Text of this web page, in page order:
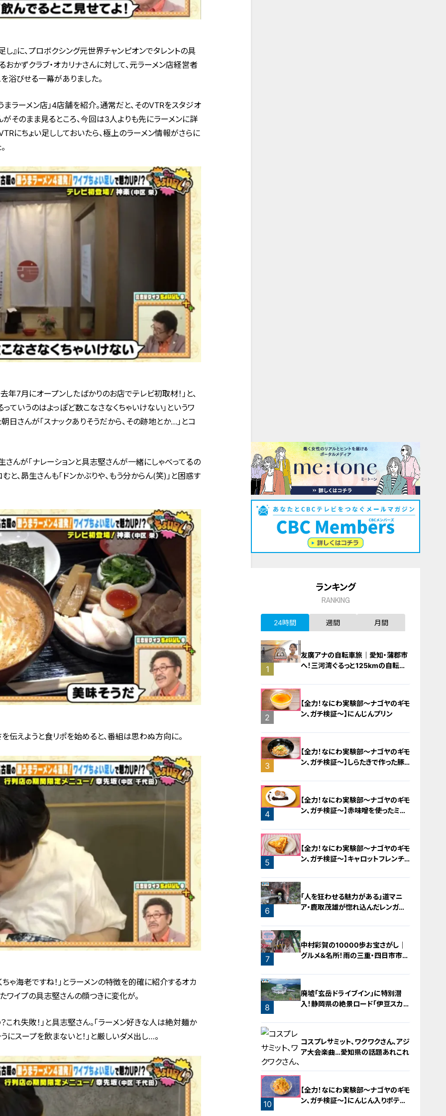
に、プロボクシング元世界チャンピオンでタレントの具
かずクラブ・オカリナさんに対して、元ラーメン店経営者
浴びせる一幕がありました。
ラーメン店」4店舗を紹介。通常だと、そのVTRをスタジオ
そのまま見るところ、今回は3人よりも先にラーメンに詳
にちょい足ししておいたら、極上のラーメン情報がさらに
年7月にオープンしたばかりのお店でテレビ初取材！」と、
ていうのはよっぽど数こなさなくちゃいけない」というワ
さんが「スナックありそうだから、その跡地とか…」とコ
んが「ナレーションと具志堅さんが一緒にしゃべってるの
と、昴生さんも「ドンかぶりや、もう分からん(笑)」と困惑す
伝えようと食リポを始めると、番組は思わぬ方向に。
ちゃ海老ですね！」とラーメンの特徴を的確に紹介するオカ
ワイプの具志堅さんの顔つきに変化が。
これ失敗！」と具志堅さん。「ラーメン好きな人は絶対麺か
にスープを飲まないと！」と厳しいダメ出し…。
ランキング
RANKING
24時間 週間 月間
1
友廣アナの自転車旅｜愛知・蒲郡市
へ！三河湾ぐるっと125kmの自転車
2
【全力！なにわ実験部～ナゴヤのギモ
ン、ガチ検証～】にんじんプリン
3
【全力！なにわ実験部～ナゴヤのギモ
ン、ガチ検証～】しらたきで作った豚
4
【全力！なにわ実験部～ナゴヤのギモ
ン、ガチ検証～】赤味噌を使ったミル
5
【全力！なにわ実験部～ナゴヤのギモ
ン、ガチ検証～】キャロットフレンチ
6
「人を狂わせる魅力がある」道マニ
ア・鹿取茂雄が惚れ込んだレンガの
7
中村彩賀の10000歩お宝さがし｜
グルメ＆名所！雨の三重・四日市市で
8
廃墟「玄岳ドライブイン」に特別潜
入！静岡県の絶景ロード「伊豆スカイ
コスプレサミット、ワクワクさん、アジ
ア大会楽曲…愛知県の話題あれこれ
10
【全力！なにわ実験部～ナゴヤのギモ
ン、ガチ検証～】にんじん入りポテト